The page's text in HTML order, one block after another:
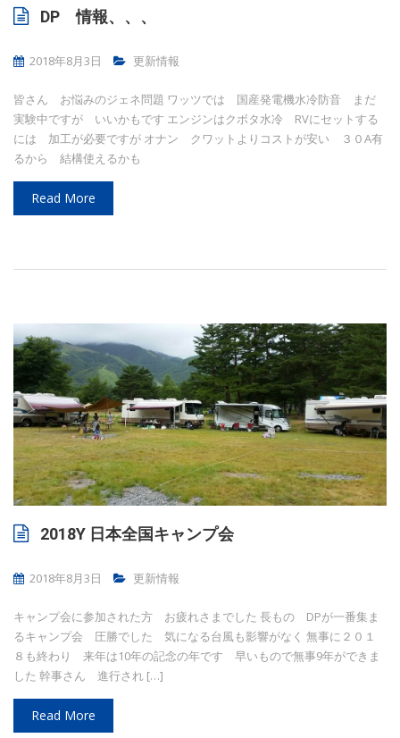
DP 情報、、、
2018年8月3日 更新情報
皆さん お悩みのジェネ問題 ワッツでは 国産発電機水冷防音 まだ
実験中ですが いいかもです エンジンはクボタ水冷 RVにセットする
には 加工が必要ですが オナン クワットよりコストが安い ３０A有
るから 結構使えるかも
Read More
2018Y 日本全国キャンプ会
2018年8月3日 更新情報
キャンプ会に参加された方 お疲れさまでした 長もの DPが一番集ま
るキャンプ会 圧勝でした 気になる台風も影響がなく 無事に２０１
８も終わり 来年は10年の記念の年です 早いもので無事9年ができま
した 幹事さん 進行され […]
Read More